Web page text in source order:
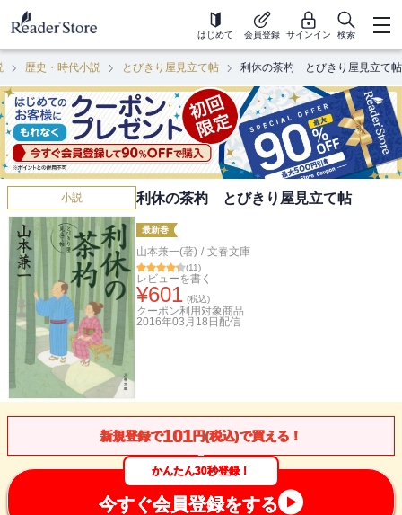
はじめて 会員登録 サインイン 検索
歴史・時代小説 とびきり屋見立て帖 利休の茶杓 とびきり屋見立て帖
小説 利休の茶杓 とびきり屋見立て帖
最新巻
山本兼一(著) / 文春文庫
(11)
レビューを書く
¥601 (税込)
クーポン利用対象商品
2016年03月18日 配信
新規登録で101 円(税込)で買える！
かんたん30秒登録！
今すぐ会員登録をする